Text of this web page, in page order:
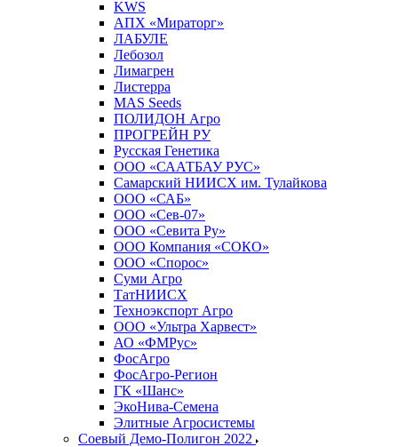
KWS
AПX «Мираторг»
ЛАБУЛЕ
Лебозол
Лимагрен
Листерра
MAS Seeds
ПОЛИДОН Агро
ПРОГРЕЙН РУ
Русская Генетика
ООО «СААТБАУ РУС»
Самарский НИИСХ им. Тулайкова
ООО «САБ»
ООО «Сев-07»
ООО «Севита Ру»
ООО Компания «СОКО»
ООО «Спорос»
Суми Агро
ТатНИИСХ
Техноэкспорт Агро
ООО «Ультра Харвест»
АО «ФМРус»
ФосАгро
ФосАгро-Регион
ГК «Шанс»
ЭкоНива-Семена
Элитные Агросистемы
Соевый Демо-Полигон 2022